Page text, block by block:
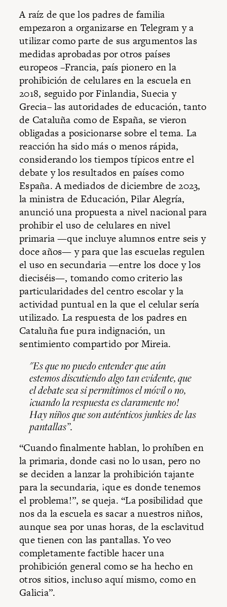
A raíz de que los padres de familia
empezaron a organizarse en Telegram y a
utilizar como parte de sus argumentos las
medidas aprobadas por otros países
europeos –Francia, país pionero en la
prohibición de celulares en la escuela en
2018, seguido por Finlandia, Suecia y
Grecia– las autoridades de educación, tanto
de Cataluña como de España, se vieron
obligadas a posicionarse sobre el tema. La
reacción ha sido más o menos rápida,
considerando los tiempos típicos entre el
debate y los resultados en países como
España. A mediados de diciembre de 2023,
la ministra de Educación, Pilar Alegría,
anunció una propuesta a nivel nacional para
prohibir el uso de celulares en nivel
primaria —que incluye alumnos entre seis y
doce años— y para que las escuelas regulen
el uso en secundaria —entre los doce y los
dieciséis—, tomando como criterio las
particularidades del centro escolar y la
actividad puntual en la que el celular sería
utilizado. La respuesta de los padres en
Cataluña fue pura indignación, un
sentimiento compartido por Mireia.
"Es que no puedo entender que aún
estemos discutiendo algo tan evidente, que
el debate sea si permitimos el móvil o no,
¡cuando la respuesta es claramente no!
Hay niños que son auténticosjunkiesde las
pantallas”.
“Cuando finalmente hablan, lo prohíben en
la primaria, donde casi no lo usan, pero no
se deciden a lanzar la prohibición tajante
para la secundaria, ¡que es donde tenemos
el problema!”, se queja. “La posibilidad que
nos da la escuela es sacar a nuestros niños,
aunque sea por unas horas, de la esclavitud
que tienen con las pantallas. Yo veo
completamente factible hacer una
prohibición general como se ha hecho en
otros sitios, incluso aquí mismo, como en
Galicia”.